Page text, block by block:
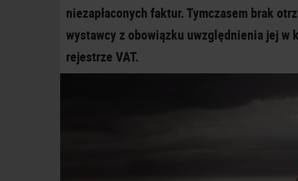
niezapłaconych faktur. Tymczasem brak
wystawcy z obowiązku uwzględnienia jej w
rejestrze VAT.